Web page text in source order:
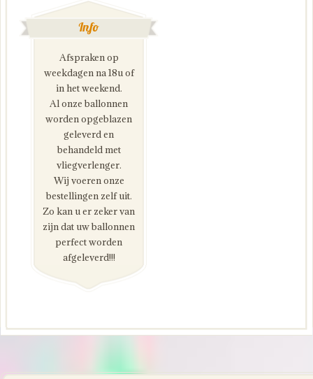
Info
Afspraken op
weekdagen na 18u of
in het weekend.
Al onze ballonnen
worden opgeblazen
geleverd en
behandeld met
vliegverlenger.
Wij voeren onze
bestellingen zelf uit.
Zo kan u er zeker van
zijn dat uw ballonnen
perfect worden
afgeleverd!!!